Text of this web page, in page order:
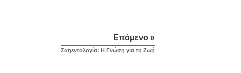
Επόμενο »
Σαηεντολογία: Η Γνώση για τη Ζωή